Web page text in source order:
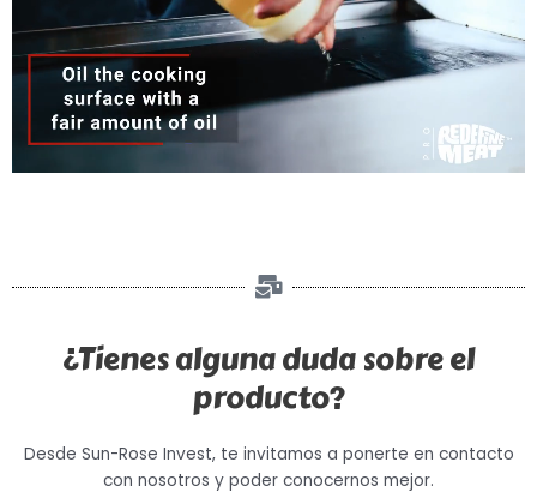
¿Tienes alguna duda sobre el
producto?
Desde Sun-Rose Invest, te invitamos a ponerte en contacto
con nosotros y poder conocernos mejor.